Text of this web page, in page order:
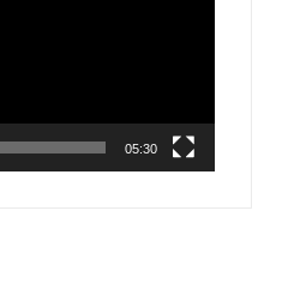
05:30